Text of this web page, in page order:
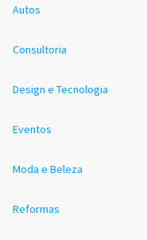
Autos
Consultoria
Design e Tecnologia
Eventos
Moda e Beleza
Reformas